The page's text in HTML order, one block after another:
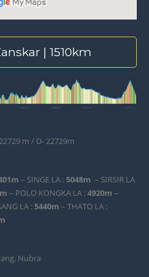
| 1510km
m / D- 22729m
– SINGE LA :5048m – SIRSIR LA
– POLO KONGKA LA :4920m –
LA :5440m – THATO LA :
Nubra